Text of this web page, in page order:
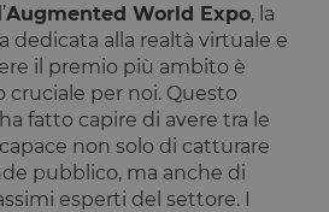
Augmented World Expo, la
dedicata alla realtà virtuale e
il premio più ambito è
per noi. Questo
fatto capire di avere tra le
non solo di catturare
pubblico, ma anche di
esperti del settore. I